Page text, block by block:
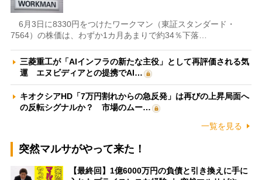
6月3日に8330円をつけたワークマン（東証スタンダード・
7564）の株価は、わずか1カ月あまりで約34％下落…
三菱重工が「AIインフラの新たな主役」として再評価される気
運 エヌビディアとの提携でAI…
キオクシアHD「7万円割れからの急反発」は再びの上昇局面へ
の反転シグナルか？ 市場のムー…
一覧を見る
突然マルサがやって来た！
【最終回】1億6000万円の負債と引き換えに手に